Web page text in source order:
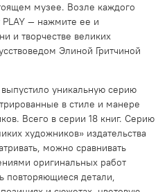
музее. Возле каждого
PLAY — нажмите ее и
и творчестве великих
Элиной Гритчиной
уникальную серию
в стиле и манере
Всего в серии 18 книг. Серию
художников» издательства
можно сравнивать
оригинальных работ
повторяющиеся детали,